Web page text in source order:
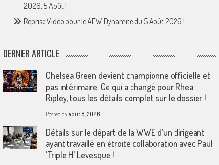
2026, 5 Août !
Reprise Vidéo pour le AEW Dynamite du 5 Août 2026 !
DERNIER ARTICLE
Chelsea Green devient championne officielle et
pas intérimaire. Ce qui a changé pour Rhea
Ripley, tous les détails complet sur le dossier !
Posted on août 8, 2026
Détails sur le départ de la WWE d’un dirigeant
ayant travaillé en étroite collaboration avec Paul
‘Triple H’ Levesque !